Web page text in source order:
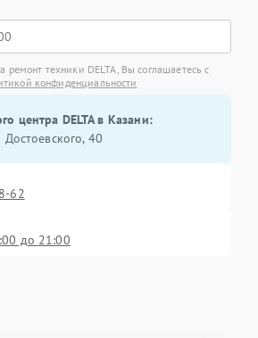
ремонт техники DELTA, Вы соглашаетесь с
конфиденциальности
центра DELTA в Казани:
Достоевского, 40
62
до 21:00